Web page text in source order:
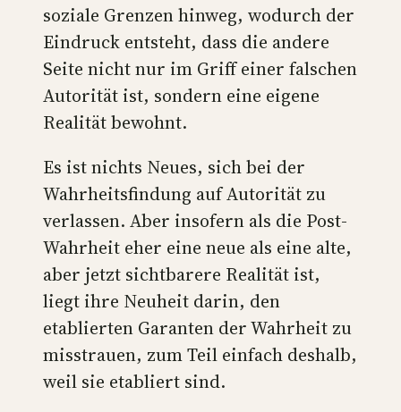
soziale Grenzen hinweg, wodurch der
Eindruck entsteht, dass die andere
Seite nicht nur im Griff einer falschen
Autorität ist, sondern eine eigene
Realität bewohnt.
Es ist nichts Neues, sich bei der
Wahrheitsfindung auf Autorität zu
verlassen. Aber insofern als die Post-
Wahrheit eher eine neue als eine alte,
aber jetzt sichtbarere Realität ist,
liegt ihre Neuheit darin, den
etablierten Garanten der Wahrheit zu
misstrauen, zum Teil einfach deshalb,
weil sie etabliert sind.